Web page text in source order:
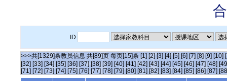
ID
>>>共[1329]条教员信息 共[89]页 每页[15]条 [1] [2] [3] [4] [5] [6] [7] [8] [9] [10]
[32] [33] [34] [35] [36] [37] [38] [39] [40] [41] [42] [43] [44] [45] [46] [47] [48]
[71] [72] [73] [74] [75] [76] [77] [78] [79] [80] [81] [82] [83] [84] [85] [86] [87]